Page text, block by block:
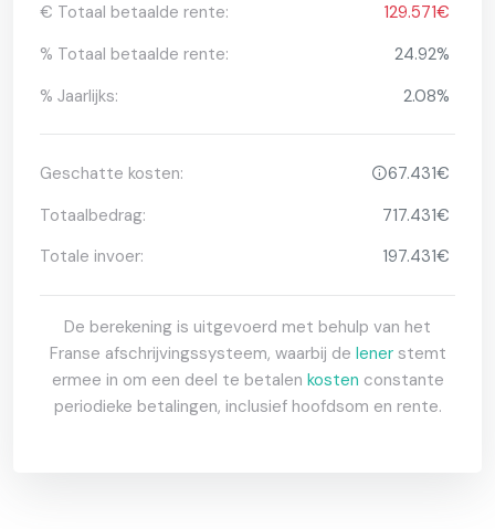
€ Totaal betaalde rente:
129.571€
% Totaal betaalde rente:
24.92%
% Jaarlijks:
2.08%
Geschatte kosten:
67.431€
Totaalbedrag:
717.431€
Totale invoer:
197.431€
De berekening is uitgevoerd met behulp van het
Franse afschrijvingssysteem, waarbij de lenerstemt
ermee in om een deel te betalen kosten constante
periodieke betalingen, inclusief hoofdsom en rente.